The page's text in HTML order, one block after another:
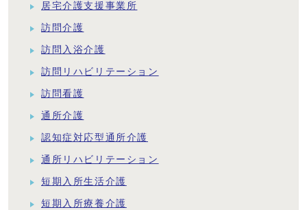
居宅介護支援事業所
訪問介護
訪問入浴介護
訪問リハビリテーション
訪問看護
通所介護
認知症対応型通所介護
通所リハビリテーション
短期入所生活介護
短期入所療養介護